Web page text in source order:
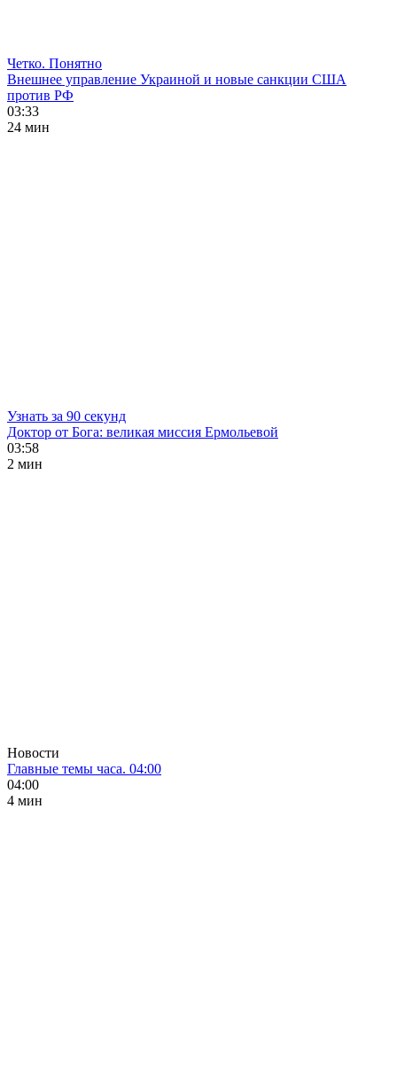
Четко. Понятно
Внешнее управление Украиной и новые санкции США
против РФ
03:33
24 мин
Узнать за 90 секунд
Доктор от Бога: великая миссия Ермольевой
03:58
2 мин
Новости
Главные темы часа. 04:00
04:00
4 мин